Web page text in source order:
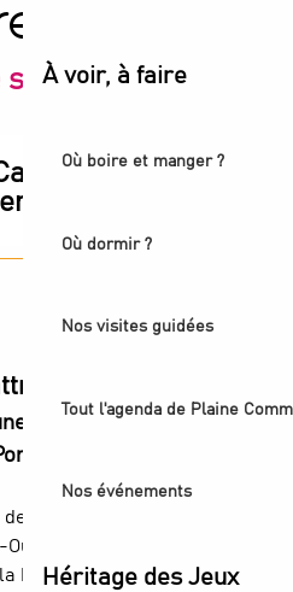
À voir, à faire
Où boire et manger ?
Où dormir ?
Nos visites guidées
Tout l'agenda de Plaine
Nos événements
Héritage des Jeux
pas déçu
Saint-
!
POP
vous Ouvre ses
des Rosiers,
Ouen-sur-Seine
République,